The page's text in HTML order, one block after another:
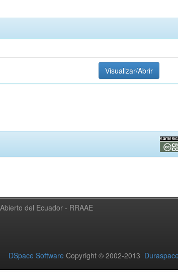
Visualizar/Abrir
del Ecuador - RRAAE
DSpace Software Copyright © 2002-2013 Duraspace